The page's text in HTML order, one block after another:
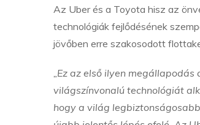
Az Uber és a Toyota hisz az
technológiák fejlődésének
jövőben erre szakosodott
„Ez az első ilyen
világszínvonalú technológiát
hogy a világ